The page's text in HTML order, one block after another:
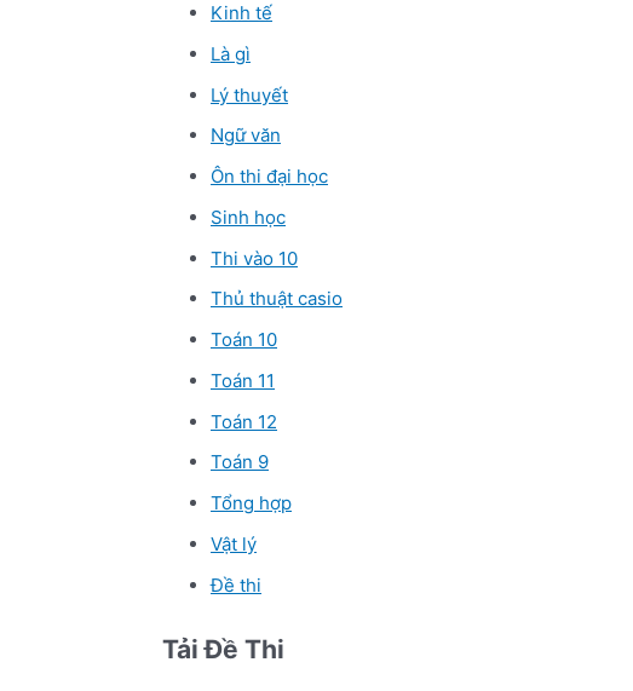
Kinh tế
Là gì
Lý thuyết
Ngữ văn
Ôn thi đại học
Sinh học
Thi vào 10
Thủ thuật casio
Toán 10
Toán 11
Toán 12
Toán 9
Tổng hợp
Vật lý
Đề thi
Tải Đề Thi